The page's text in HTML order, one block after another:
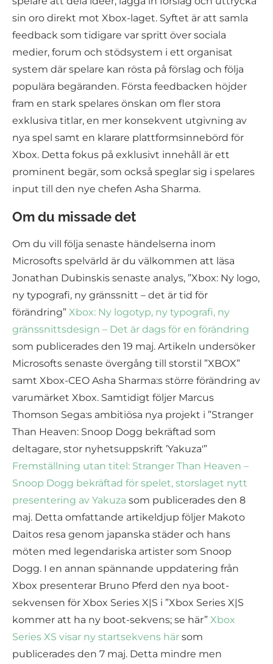
sin oro direkt mot Xbox-laget. Syftet är att samla
feedback som tidigare var spritt över sociala
medier, forum och stödsystem i ett organisat
system där spelare kan rösta på förslag och följa
populära begäranden. Första feedbacken höjder
fram en stark spelares önskan om fler stora
exklusiva titlar, en mer konsekvent utgivning av
nya spel samt en klarare plattformsinnebörd för
Xbox. Detta fokus på exklusivt innehåll är ett
prominent begär, som också speglar sig i spelares
input till den nye chefen Asha Sharma.
Om du missade det
Om du vill följa senaste händelserna inom
Microsofts spelvärld är du välkommen att läsa
Jonathan Dubinskis senaste analys, ”Xbox: Ny logo,
ny typografi, ny gränssnitt – det är tid för
förändring” Xbox: Ny logotyp, ny typografi, ny
gränssnittsdesign – Det är dags för en förändring
som publicerades den 19 maj. Artikeln undersöker
Microsofts senaste övergång till storstil ”XBOX”
samt Xbox-CEO Asha Sharma:s större förändring av
varumärket Xbox. Samtidigt följer Marcus
Thomson Sega:s ambitiösa nya projekt i ”Stranger
Than Heaven: Snoop Dogg bekräftad som
deltagare, stor nyhetsuppskrift ’Yakuza'”
Fremställning utan titel: Stranger Than Heaven –
Snoop Dogg bekräftad för spelet, storslaget nytt
presentering av Yakuza som publicerades den 8
maj. Detta omfattande artikeldjup följer Makoto
Daitos resa genom japanska städer och hans
möten med legendariska artister som Snoop
Dogg. I en annan spännande uppdatering från
Xbox presenterar Bruno Pferd den nya boot-
sekvensen för Xbox Series X|S i ”Xbox Series X|S
kommer att ha ny boot-sekvens; se här” Xbox
Series XS visar ny startsekvens här som
publicerades den 7 maj. Detta mindre men